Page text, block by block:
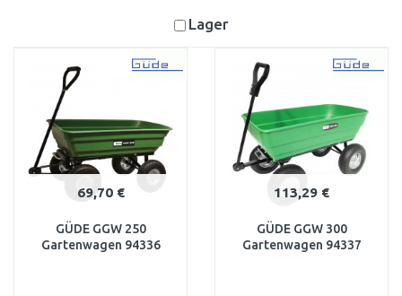
Lager
69,70 €
GÜDE GGW 250
Gartenwagen 94336
113,29 €
GÜDE GGW 300
Gartenwagen 94337